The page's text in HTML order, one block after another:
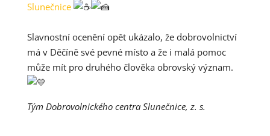
Slunečnice
Slavnostní ocenění opět ukázalo, že dobrovolnictví
má v Děčíně své pevné místo a že i malá pomoc
může mít pro druhého člověka obrovský význam.
Tým Dobrovolnického centra Slunečnice, z. s.